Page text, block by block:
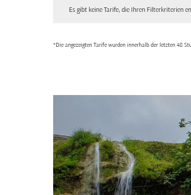
Es gibt keine Tarife, die Ihren Filterkriterien
*Die angezeigten Tarife wurden innerhalb der letzten 48